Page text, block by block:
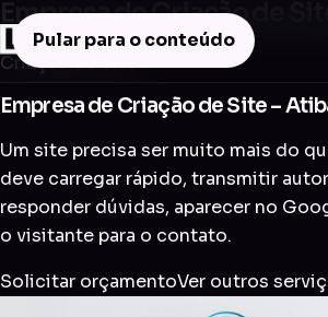
Pular para o conteúdo
Empresa de Criação de
Criação de Site
Empresa de Criação de Site –
Um site precisa ser muito mais do
deve carregar rápido, transmitir
responder dúvidas, aparecer no
o visitante para o contato.
Solicitar orçamentoVer outros